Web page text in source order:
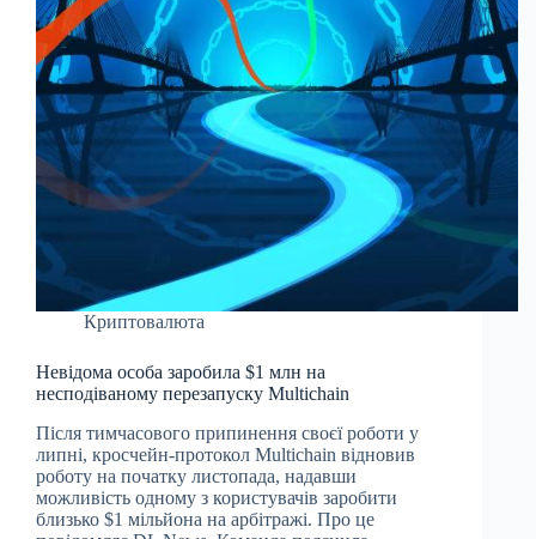
Криптовалюта
Невідома особа заробила $1 млн на
несподіваному перезапуску Multichain
Після тимчасового припинення своєї роботи у
липні, кросчейн-протокол Multichain відновив
роботу на початку листопада, надавши
можливість одному з користувачів заробити
близько $1 мільйона на арбітражі. Про це